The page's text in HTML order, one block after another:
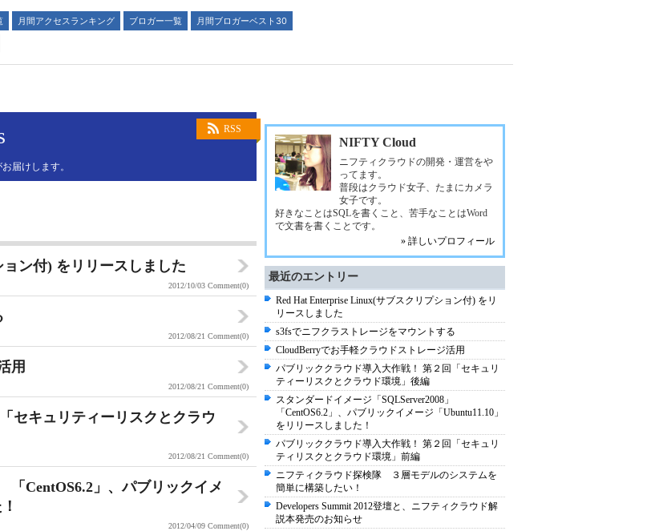
月間アクセスランキング ブロガー一覧
月間ブロガーベスト30
RSS
届けします。
ン付) をリリースしました
2012/10/03 Comment(0)
2012/08/21 Comment(0)
用
2012/08/21 Comment(0)
セキュリティーリスクとクラウ
2012/08/21 Comment(0)
「CentOS6.2」、パブリックイメ
2012/04/09 Comment(0)
NIFTY Cloud
ニフティクラウドの開発・運営をや
ってます。
普段はクラウド女子、たまにカメラ
女子です。
好きなことはSQLを書くこと、苦手なことはWord
で文書を書くことです。
» 詳しいプロフィール
最近のエントリー
Red Hat Enterprise Linux(サブスクリプション付) をリ
リースしました
s3fsでニフクラストレージをマウントする
CloudBerryでお手軽クラウドストレージ活用
パブリッククラウド導入大作戦！ 第２回「セキュリ
ティーリスクとクラウド環境」後編
スタンダードイメージ「SQLServer2008」
「CentOS6.2」、パブリックイメージ「Ubuntu11.10」
をリリースしました！
パブリッククラウド導入大作戦！ 第２回「セキュリ
ティリスクとクラウド環境」前編
ニフティクラウド探検隊 ３層モデルのシステムを
簡単に構築したい！
Developers Summit 2012登壇と、ニフティクラウド解
説本発売のお知らせ